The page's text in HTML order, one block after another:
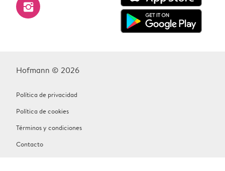
instagram
Hofmann © 2026
Política de privacidad
Política de cookies
Términos y condiciones
Contacto